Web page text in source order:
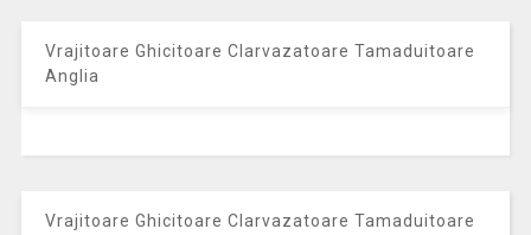
Vrajitoare Ghicitoare Clarvazatoare Tamaduitoare
Anglia
Vrajitoare Ghicitoare Clarvazatoare Tamaduitoare